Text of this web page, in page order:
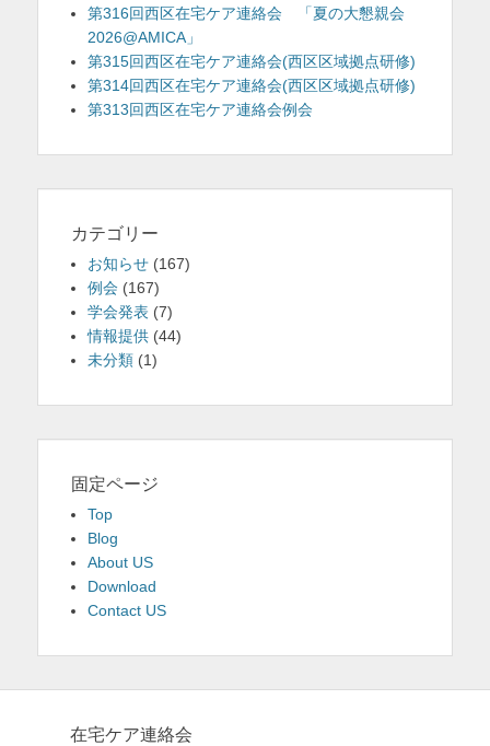
第316回西区在宅ケア連絡会 「夏の大懇親会
2026@AMICA」
第315回西区在宅ケア連絡会(西区区域拠点研修)
第314回西区在宅ケア連絡会(西区区域拠点研修)
第313回西区在宅ケア連絡会例会
カテゴリー
お知らせ (167)
例会 (167)
学会発表 (7)
情報提供 (44)
未分類 (1)
固定ページ
Top
Blog
About US
Download
Contact US
在宅ケア連絡会